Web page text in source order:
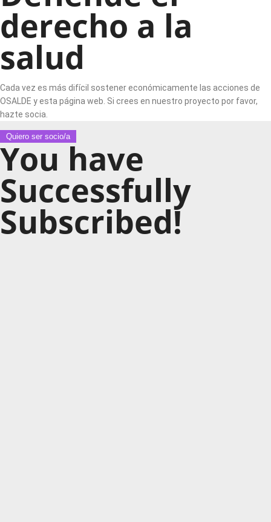
derecho a la
salud
Cada vez es más difícil sostener económicamente las acciones de
OSALDE y esta página web. Si crees en nuestro proyecto por favor,
hazte socia.
Quiero ser socio/a
You have
Successfully
Subscribed!